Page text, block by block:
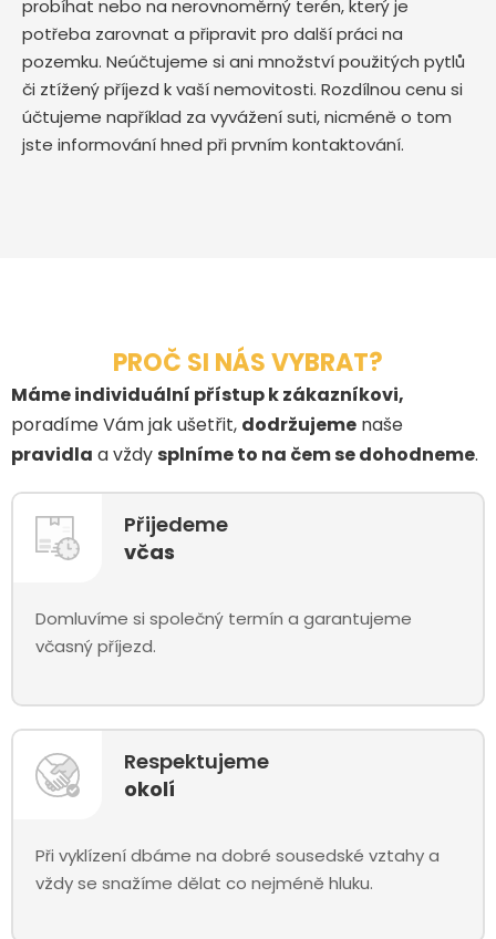
probíhat nebo na nerovnoměrný terén, který je
potřeba zarovnat a připravit pro další práci na
pozemku. Neúčtujeme si ani množství použitých pytlů
či ztížený příjezd k vaší nemovitosti. Rozdílnou cenu si
účtujeme například za vyvážení suti, nicméně o tom
jste informování hned při prvním kontaktování.
PROČ SI NÁS VYBRAT?
Máme individuální přístup k zákazníkovi,
poradíme Vám jak ušetřit, dodržujeme naše
pravidla a vždy splníme to na čem se dohodneme.
Přijedeme
včas
Domluvíme si společný termín a garantujeme
včasný příjezd.
Respektujeme
okolí
Při vyklízení dbáme na dobré sousedské vztahy a
vždy se snažíme dělat co nejméně hluku.